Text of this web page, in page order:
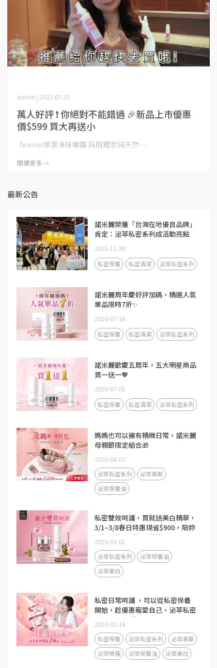
萬人好評 ❗ 你絕對不能錯過 🎉新品上市優惠
價$599 買大再送小
nomiri | 2022-07-25
Normiri保濕淨味噴霧 採用獨家純天然⋯
閱讀更多 ->
最新公告
諾米麗榮獲「台灣在地優良品牌」
肯定：泌萃私密系列成活動亮點
2025-11-30
私密保養 私密清潔 泌萃私密系列
諾米麗周年慶好評加碼，精選人氣
單品限時7折✨
2026-07-16
私密保養 私密清潔 泌萃私密系列
諾米麗歡慶五周年，五大明星商品
買一送一💖
2026-07-01
私密保養 私密清潔 泌萃私密系列
媽媽也可以擁有精緻日常，諾米麗
母親節限定組合🎁
2026-04-07
泌萃私密系列
泌萃慕斯
泌萃保養油
私密雙效呵護，買就送美白精華，
3/1–3/8春日特惠現省$900，陪妳
一起調整回到舒服狀態
2026-03-01
泌萃私密系列
泌萃保養油
泌萃美白
私密日常呵護 ，可以從私密保養
開始，趁優惠寵愛自己，泌萃私密
系列單品79折
2026-02-14
私密保養 泌萃私密系列
泌萃慕斯
泌萃噴霧
泌萃保養油 泌萃美白